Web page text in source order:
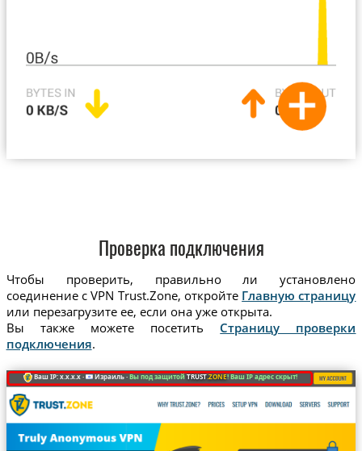
Проверка подключения
Чтобы проверить, правильно ли установлено
соединение с VPN Trust.Zone, откройте Главную страницу
или перезагрузите ее, если она уже открыта.
Вы также можете посетить Страницу проверки
подключения.
Ваш IP: x.x.x.x · Израиль ·Вы под защитойTRUST.ZONE! Ваш IP адрес скрыт!